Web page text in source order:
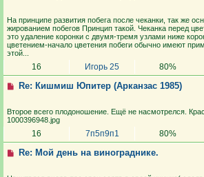
На принципе развития побега после чеканки, так же
жированием побегов Принцип такой. Чеканка перед
это удаление коронки с двумя-тремя узлами ниже
цветением-начало цветения побеги обычно имеют
этой...
16 Игорь 25 80%
Re: Кишмиш Юпитер (Арканзас 1985)
Второе всего плодоношение. Ещё не насмотрелся.
1000396948.jpg
16 7п5п9п1 80%
Re: Мой день на винограднике.